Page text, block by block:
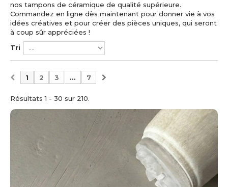
nos tampons de céramique de qualité supérieure.
Commandez en ligne dès maintenant pour donner vie à vos
idées créatives et pour créer des pièces uniques, qui seront
à coup sûr appréciées !
Tri
1 2 3 ... 7
Résultats 1 - 30 sur 210.